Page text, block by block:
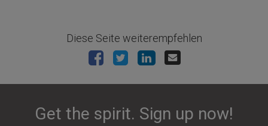
Diese Seite weiterempfehlen
Get the spirit. Sign up now!